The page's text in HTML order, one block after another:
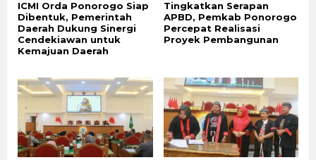
ICMI Orda Ponorogo Siap
Dibentuk, Pemerintah
Daerah Dukung Sinergi
Cendekiawan untuk
Kemajuan Daerah
Tingkatkan Serapan
APBD, Pemkab Ponorogo
Percepat Realisasi
Proyek Pembangunan